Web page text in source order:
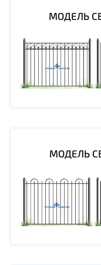
МОДЕЛЬ
МОДЕЛЬ